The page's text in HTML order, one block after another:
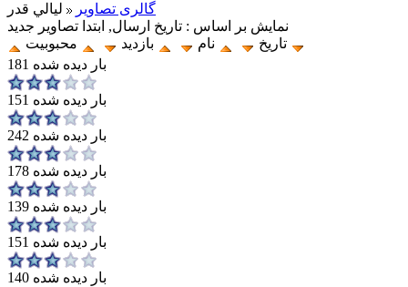
گالری تصاویر
ليالي قدر
نمایش بر اساس : تاریخ ارسال, ابتدا تصاویر جدید
تاریخ
نام بازدید
محبوبیت
181 بار دیده شده
151 بار دیده شده
242 بار دیده شده
178 بار دیده شده
139 بار دیده شده
151 بار دیده شده
140 بار دیده شده